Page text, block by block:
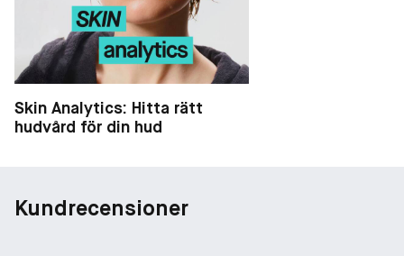
Skin Analytics: Hitta rätt
hudvård för din hud
Kundrecensioner